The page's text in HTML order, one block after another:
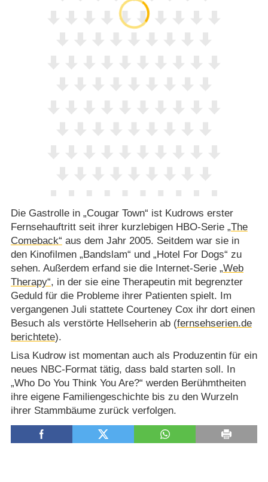
Die Gastrolle in „Cougar Town“ ist Kudrows erster
Fernsehauftritt seit ihrer kurzlebigen HBO-Serie „The
Comeback“ aus dem Jahr 2005. Seitdem war sie in
den Kinofilmen „Bandslam“ und „Hotel For Dogs“ zu
sehen. Außerdem erfand sie die Internet-Serie „Web
Therapy“, in der sie eine Therapeutin mit begrenzter
Geduld für die Probleme ihrer Patienten spielt. Im
vergangenen Juli stattete Courteney Cox ihr dort einen
Besuch als verstörte Hellseherin ab (fernsehserien.de
berichtete).
Lisa Kudrow ist momentan auch als Produzentin für ein
neues NBC-Format tätig, dass bald starten soll. In
„Who Do You Think You Are?“ werden Berühmtheiten
ihre eigene Familiengeschichte bis zu den Wurzeln
ihrer Stammbäume zurück verfolgen.